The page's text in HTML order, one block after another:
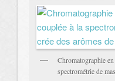
Chromatographie
spectrométrie de